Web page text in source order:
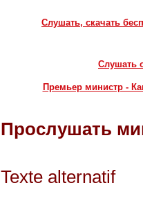
Слушать, скачать
Слушать
Премьер министр -
Прослушать
Texte alternatif